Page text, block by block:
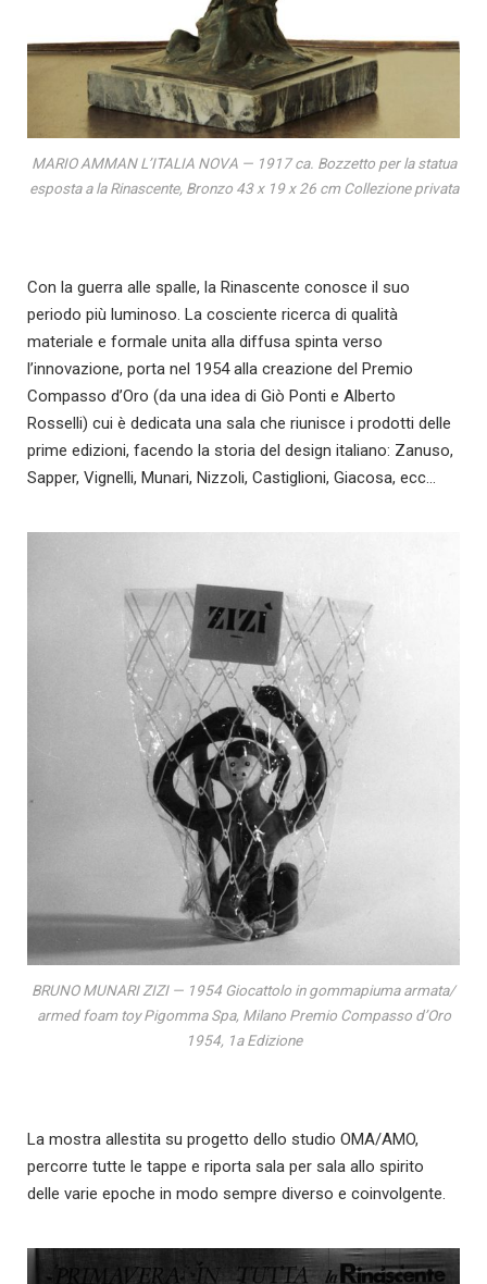
MARIO AMMAN L’ITALIA NOVA — 1917 ca. Bozzetto per la statua
esposta a la Rinascente, Bronzo 43 x 19 x 26 cm Collezione privata
Con la guerra alle spalle, la Rinascente conosce il suo
periodo più luminoso. La cosciente ricerca di qualità
materiale e formale unita alla diffusa spinta verso
l’innovazione, porta nel 1954 alla creazione del Premio
Compasso d’Oro (da una idea di Giò Ponti e Alberto
Rosselli) cui è dedicata una sala che riunisce i prodotti delle
prime edizioni, facendo la storia del design italiano: Zanuso,
Sapper, Vignelli, Munari, Nizzoli, Castiglioni, Giacosa, ecc…
BRUNO MUNARI ZIZI — 1954 Giocattolo in gommapiuma armata/
armed foam toy Pigomma Spa, Milano Premio Compasso d’Oro
1954, 1a Edizione
La mostra allestita su progetto dello studio OMA/AMO,
percorre tutte le tappe e riporta sala per sala allo spirito
delle varie epoche in modo sempre diverso e coinvolgente.